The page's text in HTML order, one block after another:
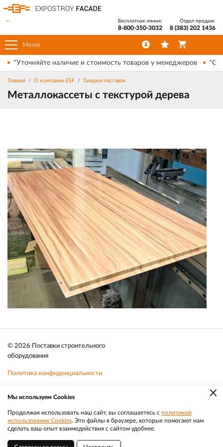
Меню
Бесплатная линия:
8-800-350-3032
Отдел продаж:
8 (383) 202 1436
*Уточняйте наличие и стоимость товаров у менеджеров
Главная О компании ESF Галерея поставок
Металлокассеты с текстурой дерева
© 2026 Поставки строительного
оборудования
Политика конфиденциальности
Телефон:8 (383) 202 1436
Электронная почта:sale@efacade.ru Разработка|Веб-аналитика
×
Мы используем Cookies
Продолжая использовать наш сайт, вы соглашаетесь с политикой
использования Cookies. Это файлы в браузере, которые помогают нам
сделать ваш опыт взаимодействия с сайтом удобнее.